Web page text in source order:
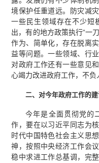
境保护任重道远。防灾减
一些民生领域存在不少短
出，有的地方政策执行“一
作为、简单化，存在脱离
益等问题。一些领域、行
对政府工作还有一些意见
心竭力改进政府工作，不负
二、对今年政府工作的建
今年是全面贯彻党的
作，要在以习近平同志为
时代中国特色社会主义思
神，按照中央经济工作会
稳中求进工作总基调，完